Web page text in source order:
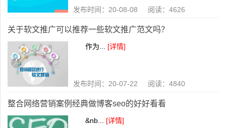
发布时间：20-08-08 阅读：4626
关于软文推广可以推荐一些软文推广范文吗？
作为... [详情]
发布时间：20-07-22 阅读：4840
整合网络营销案例经典做博客seo的好好看看
&nb... [详情]